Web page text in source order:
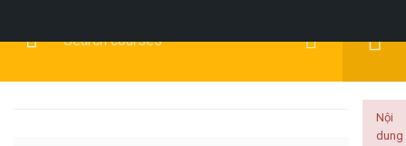
Nội
dung